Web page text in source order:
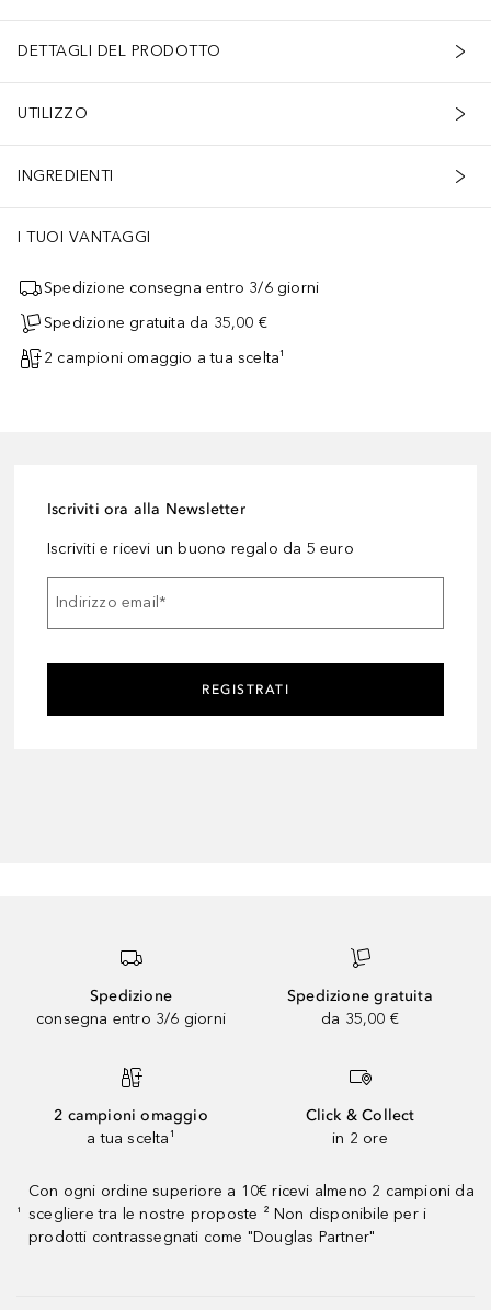
DETTAGLI DEL PRODOTTO
UTILIZZO
INGREDIENTI
I TUOI VANTAGGI
Spedizione consegna entro 3/6 giorni
Spedizione gratuita da 35,00 €
2 campioni omaggio a tua scelta¹
Iscriviti ora alla Newsletter
Iscriviti e ricevi un buono regalo da 5 euro
Indirizzo email*
REGISTRATI
Spedizione
consegna entro 3/6 giorni
Spedizione gratuita
da 35,00 €
2 campioni omaggio
a tua scelta¹
Click & Collect
in 2 ore
¹
Con ogni ordine superiore a 10€ ricevi almeno 2 campioni da
scegliere tra le nostre proposte ² Non disponibile per i
prodotti contrassegnati come "Douglas Partner"